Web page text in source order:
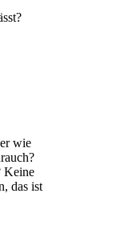
wie
Keine
das ist